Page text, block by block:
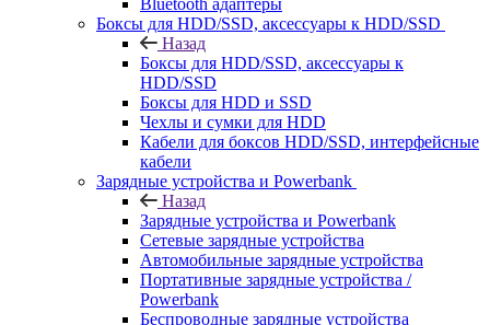
Bluetooth адаптеры
Боксы для HDD/SSD, аксессуары к HDD/SSD
Назад
Боксы для HDD/SSD, аксессуары к
HDD/SSD
Боксы для HDD и SSD
Чехлы и сумки для HDD
Кабели для боксов HDD/SSD, интерфейсные
кабели
Зарядные устройства и Powerbank
Назад
Зарядные устройства и Powerbank
Сетевые зарядные устройства
Автомобильные зарядные устройства
Портативные зарядные устройства /
Powerbank
Беспроводные зарядные устройства